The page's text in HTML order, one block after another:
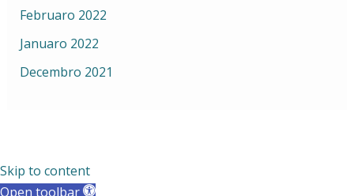
Februaro 2022
Januaro 2022
Decembro 2021
Skip to content
Open toolbar